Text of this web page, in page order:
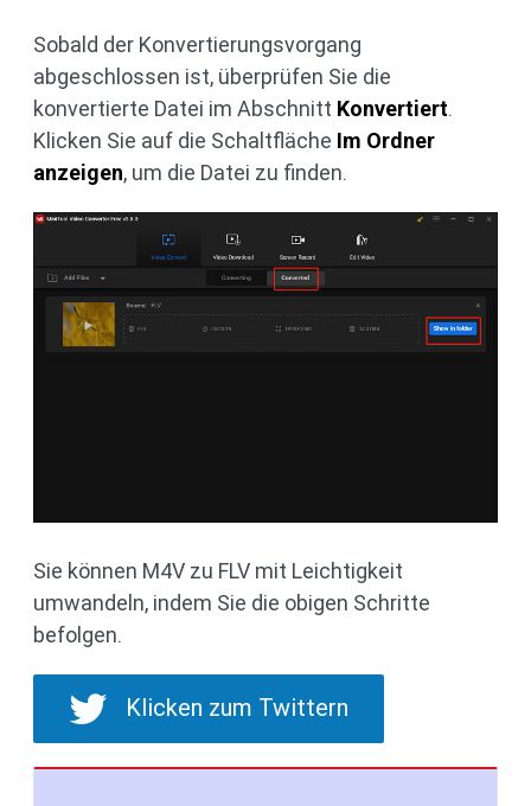
Sobald der Konvertierungsvorgang
abgeschlossen ist, überprüfen Sie die
konvertierte Datei im Abschnitt Konvertiert.
Klicken Sie auf die Schaltfläche Im Ordner
anzeigen, um die Datei zu finden.
Sie können M4V zu FLV mit Leichtigkeit
umwandeln, indem Sie die obigen Schritte
befolgen.
Klicken zum Twittern